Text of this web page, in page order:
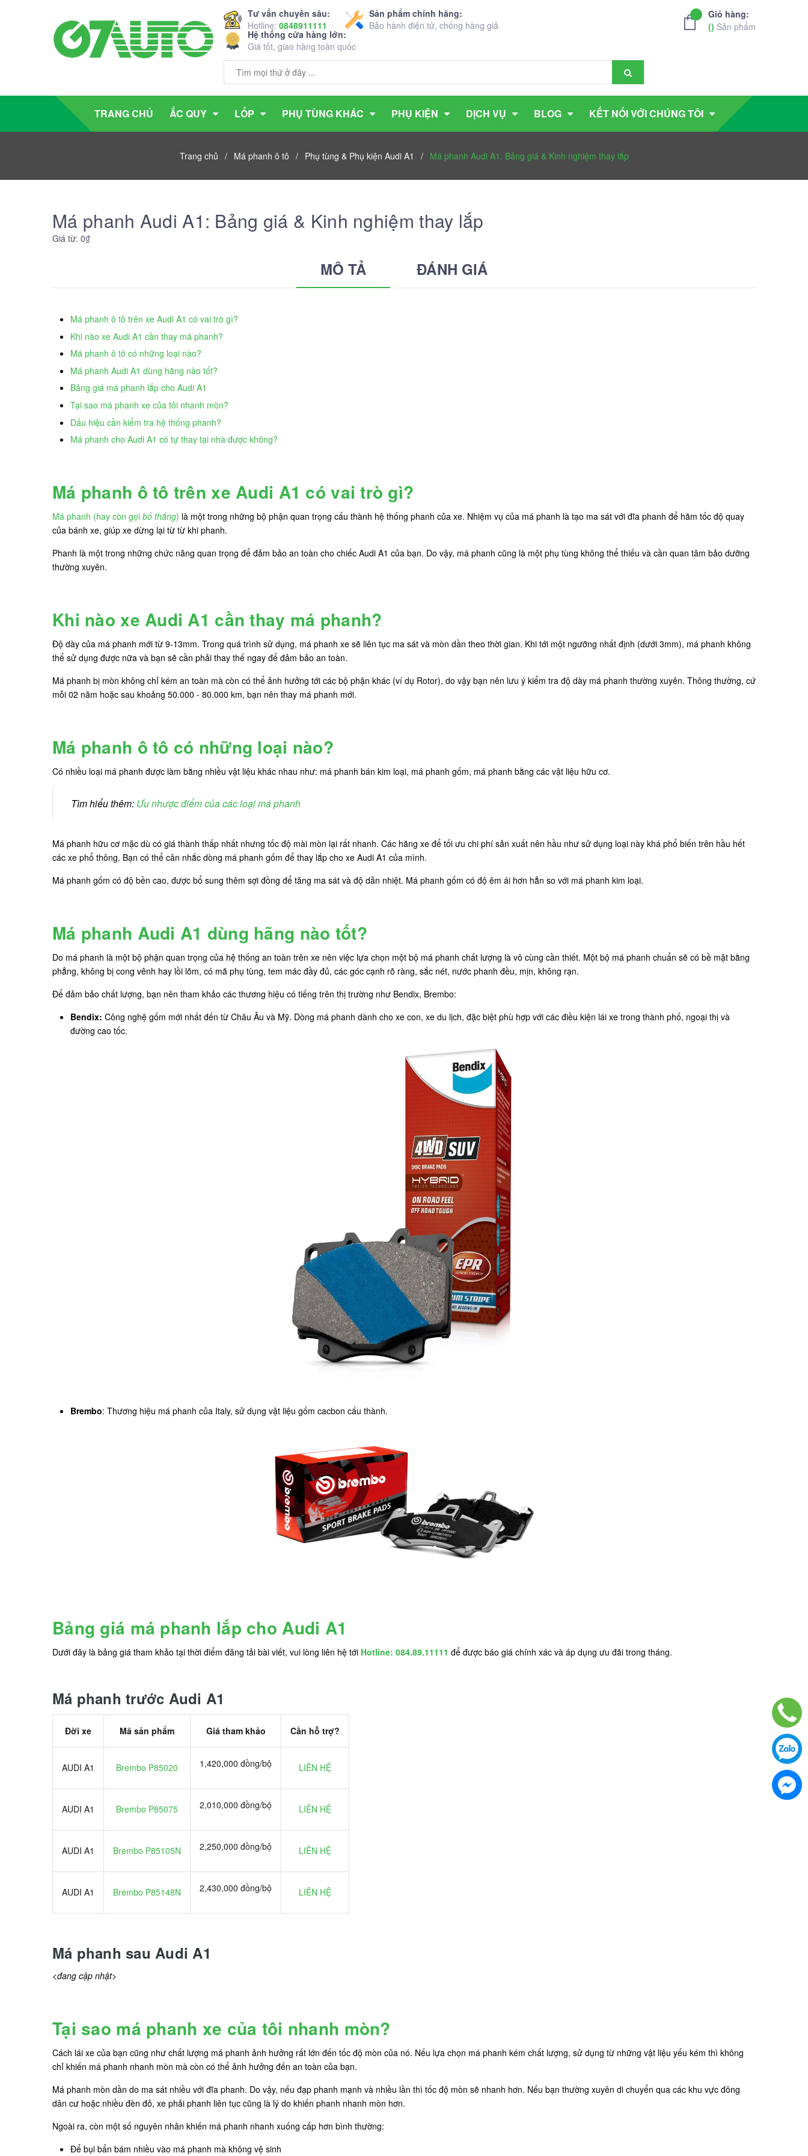
Tư vấn chuyên sâu:
Hotline: 0848911111
Sản phẩm chính hãng:
Bảo hành điện tử, chống hàng giả
Hệ thống cửa hàng lớn:
Giá tốt, giao hàng toàn quốc
Giỏ hàng:
() Sản phẩm
TRANG CHỦ ẮC QUY LỐP PHỤ TÙNG KHÁC PHỤ KIỆN DỊCH VỤ BLOG KẾT NỐI VỚI CHÚNG TÔI
Trang chủ / Má phanh ô tô / Phụ tùng & Phụ kiện Audi A1 / Má phanh Audi A1: Bảng giá & Kinh nghiệm thay lắp
Má phanh Audi A1: Bảng giá & Kinh nghiệm thay lắp
Giá từ: 0₫
MÔ TẢ ĐÁNH GIÁ
Má phanh ô tô trên xe Audi A1 có vai trò gì?
Khi nào xe Audi A1 cần thay má phanh?
Má phanh ô tô có những loại nào?
Má phanh Audi A1 dùng hãng nào tốt?
Bảng giá má phanh lắp cho Audi A1
Tại sao má phanh xe của tôi nhanh mòn?
Dấu hiệu cần kiểm tra hệ thống phanh?
Má phanh cho Audi A1 có tự thay tại nhà được không?
Má phanh ô tô trên xe Audi A1 có vai trò gì?
Má phanh (hay còn gọi bố thắng) là một trong những bộ phận quan trọng cấu thành hệ thống phanh của xe. Nhiệm vụ của má phanh là tạo ma sát với đĩa phanh để hãm tốc độ quay
của bánh xe, giúp xe dừng lại từ từ khi phanh.
Phanh là một trong những chức năng quan trọng để đảm bảo an toàn cho chiếc Audi A1 của bạn. Do vậy, má phanh cũng là một phụ tùng không thể thiếu và cần quan tâm bảo dưỡng
thường xuyên.
Khi nào xe Audi A1 cần thay má phanh?
Độ dày của má phanh mới từ 9-13mm. Trong quá trình sử dụng, má phanh xe sẽ liên tục ma sát và mòn dần theo thời gian. Khi tới một ngưỡng nhất định (dưới 3mm), má phanh không
thể sử dụng được nữa và bạn sẽ cần phải thay thế ngay để đảm bảo an toàn.
Má phanh bị mòn không chỉ kém an toàn mà còn có thể ảnh hưởng tới các bộ phận khác (ví dụ Rotor), do vậy bạn nên lưu ý kiểm tra độ dày má phanh thường xuyên. Thông thường, cứ
mỗi 02 năm hoặc sau khoảng 50.000 - 80.000 km, bạn nên thay má phanh mới.
Má phanh ô tô có những loại nào?
Có nhiều loại má phanh được làm bằng nhiều vật liệu khác nhau như: má phanh bán kim loại, má phanh gốm, má phanh bằng các vật liệu hữu cơ.
Tìm hiểu thêm: Ưu nhược điểm của các loại má phanh
Má phanh hữu cơ mặc dù có giá thành thấp nhất nhưng tốc độ mài mòn lại rất nhanh. Các hãng xe để tối ưu chi phí sản xuất nên hầu như sử dụng loại này khá phổ biến trên hầu hết
các xe phổ thông. Bạn có thể cân nhắc dòng má phanh gốm để thay lắp cho xe Audi A1 của mình.
Má phanh gốm có độ bền cao, được bổ sung thêm sợi đồng để tăng ma sát và độ dẫn nhiệt. Má phanh gốm có độ êm ái hơn hẳn so với má phanh kim loại.
Má phanh Audi A1 dùng hãng nào tốt?
Do má phanh là một bộ phận quan trọng của hệ thống an toàn trên xe nên việc lựa chọn một bộ má phanh chất lượng là vô cùng cần thiết. Một bộ má phanh chuẩn sẽ có bề mặt bằng
phẳng, không bị cong vênh hay lồi lõm, có mã phụ tùng, tem mác đầy đủ, các góc cạnh rõ ràng, sắc nét, nước phanh đều, mịn, không rạn.
Để đảm bảo chất lượng, bạn nên tham khảo các thương hiệu có tiếng trên thị trường như Bendix, Brembo:
Bendix: Công nghệ gốm mới nhất đến từ Châu Âu và Mỹ. Dòng má phanh dành cho xe con, xe du lịch, đặc biệt phù hợp với các điều kiện lái xe trong thành phố, ngoại thị và
đường cao tốc.
Brembo: Thương hiệu má phanh của Italy, sử dụng vật liệu gốm cacbon cấu thành.
Bảng giá má phanh lắp cho Audi A1
Dưới đây là bảng giá tham khảo tại thời điểm đăng tải bài viết, vui lòng liên hệ tới Hotline: 084.89.11111 để được báo giá chính xác và áp dụng ưu đãi trong tháng.
Má phanh trước Audi A1
Đời xe Mã sản phẩm Giá tham khảo Cần hỗ trợ?
AUDI A1 Brembo P85020 1,420,000 đồng/bộ LIÊN HỆ
AUDI A1 Brembo P85075 2,010,000 đồng/bộ LIÊN HỆ
AUDI A1 Brembo P85105N 2,250,000 đồng/bộ LIÊN HỆ
AUDI A1 Brembo P85148N 2,430,000 đồng/bộ LIÊN HỆ
Má phanh sau Audi A1
<đang cập nhật>
Tại sao má phanh xe của tôi nhanh mòn?
Cách lái xe của bạn cũng như chất lượng má phanh ảnh hưởng rất lớn đến tốc độ mòn của nó. Nếu lựa chọn má phanh kém chất lượng, sử dụng từ những vật liệu yếu kém thì không
chỉ khiến má phanh nhanh mòn mà còn có thể ảnh hưởng đến an toàn của bạn.
Má phanh mòn dần do ma sát nhiều với đĩa phanh. Do vậy, nếu đạp phanh mạnh và nhiều lần thì tốc độ mòn sẽ nhanh hơn. Nếu bạn thường xuyên di chuyển qua các khu vực đông
dân cư hoặc nhiều đèn đỏ, xe phải phanh liên tục cũng là lý do khiến phanh nhanh mòn hơn.
Ngoài ra, còn một số nguyên nhân khiến má phanh nhanh xuống cấp hơn bình thường:
Để bụi bẩn bám nhiều vào má phanh mà không vệ sinh